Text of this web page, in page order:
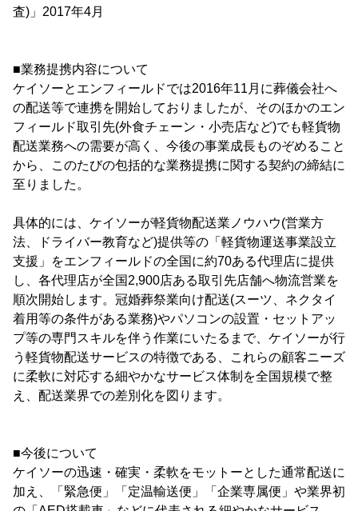
査)」2017年4月
■業務提携内容について
ケイソーとエンフィールドでは2016年11月に葬儀会社へ
の配送等で連携を開始しておりましたが、そのほかのエン
フィールド取引先(外食チェーン・小売店など)でも軽貨物
配送業務への需要が高く、今後の事業成長ものぞめること
から、このたびの包括的な業務提携に関する契約の締結に
至りました。
具体的には、ケイソーが軽貨物配送業ノウハウ(営業方
法、ドライバー教育など)提供等の「軽貨物運送事業設立
支援」をエンフィールドの全国に約70ある代理店に提供
し、各代理店が全国2,900店ある取引先店舗へ物流営業を
順次開始します。冠婚葬祭業向け配送(スーツ、ネクタイ
着用等の条件がある業務)やパソコンの設置・セットアッ
プ等の専門スキルを伴う作業にいたるまで、ケイソーが行
う軽貨物配送サービスの特徴である、これらの顧客ニーズ
に柔軟に対応する細やかなサービス体制を全国規模で整
え、配送業界での差別化を図ります。
■今後について
ケイソーの迅速・確実・柔軟をモットーとした通常配送に
加え、「緊急便」「定温輸送便」「企業専属便」や業界初